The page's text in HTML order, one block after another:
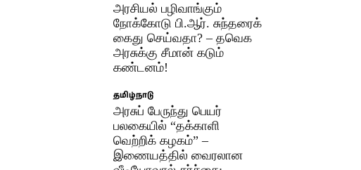
அரசியல் பழிவாங்கும்
நோக்கோடு பி.ஆர். சுந்தரைக்
கைது செய்வதா? – தவெக
அரசுக்கு சீமான் கடும்
கண்டனம்!
தமிழ்நாடு
அரசுப் பேருந்து பெயர்
பலகையில் “தக்காளி
வெற்றிக் கழகம்” –
இணையத்தில் வைரலான